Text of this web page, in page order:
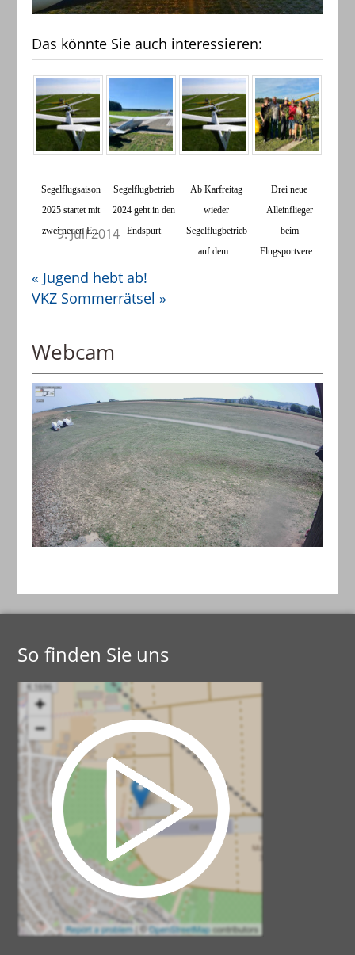
Das könnte Sie auch interessieren:
Segelflugsaison
2025 startet mit
zwei neuen E...
Segelflugbetrieb
2024 geht in den
Endspurt
Ab Karfreitag
wieder
Segelflugbetrieb
auf dem...
​Drei neue
Alleinflieger
beim
Flugsportvere...
9. Juli 2014
« Jugend hebt ab!
VKZ Sommerrätsel »
Webcam
So finden Sie uns